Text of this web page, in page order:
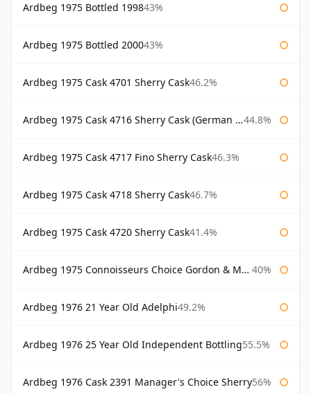
Ardbeg 1975 Bottled 199843%
Ardbeg 1975 Bottled 200043%
Ardbeg 1975 Cask 4701 Sherry Cask46.2%
Ardbeg 1975 Cask 4716 Sherry Cask (German Market) 44.8%
Ardbeg 1975 Cask 4717 Fino Sherry Cask46.3%
Ardbeg 1975 Cask 4718 Sherry Cask46.7%
Ardbeg 1975 Cask 4720 Sherry Cask41.4%
Ardbeg 1975 Connoisseurs Choice Gordon & Macphail 40%
Ardbeg 1976 21 Year Old Adelphi49.2%
Ardbeg 1976 25 Year Old Independent Bottling55.5%
Ardbeg 1976 Cask 2391 Manager's Choice Sherry56%